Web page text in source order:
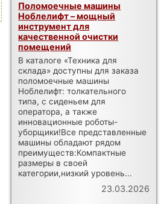
Поломоечные машины
Ноблелифт – мощный
инструмент для
качественной очистки
помещений
В каталоге «Техника для
склада» доступны для заказа
поломоечные машины
Ноблелифт: толкательного
типа, с сиденьем для
оператора, а также
инновационные роботы-
уборщики!Все представленные
машины обладают рядом
преимуществ:Компактные
размеры в своей
категории,низкий уровень...
23.03.2026